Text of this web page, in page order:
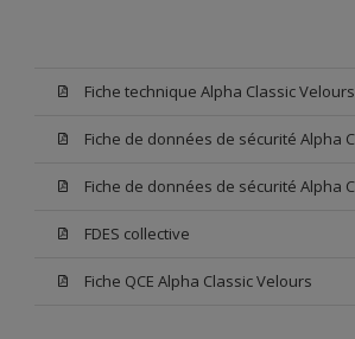
Fiche technique Alpha Classic Velours
FDES collective
Fiche QCE Alpha Classic Velours